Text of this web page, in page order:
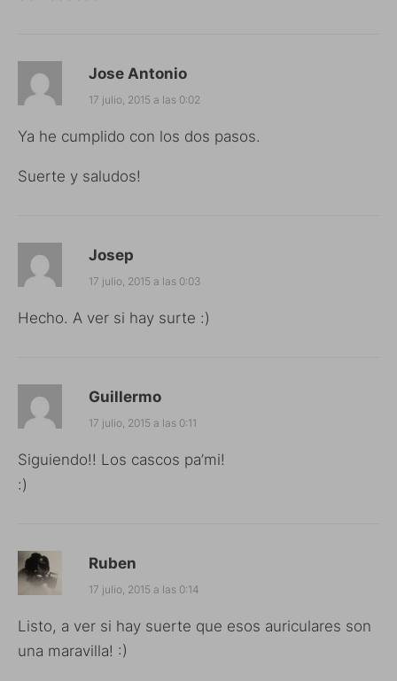
Jose Antonio
17 julio, 2015 a las 0:02
Ya he cumplido con los dos pasos.
Suerte y saludos!
Josep
17 julio, 2015 a las 0:03
Hecho. A ver si hay surte :)
Guillermo
17 julio, 2015 a las 0:11
Siguiendo!! Los cascos pa’mi!
:)
Ruben
17 julio, 2015 a las 0:14
Listo, a ver si hay suerte que esos auriculares son
una maravilla! :)